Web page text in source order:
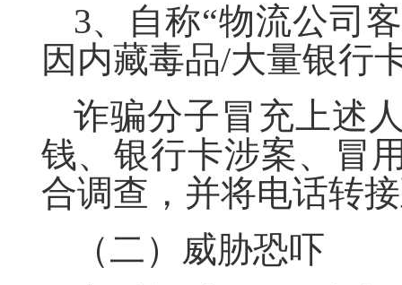
3、自称“物流公司
因内藏毒品/大量银行
诈骗分子冒充上述
钱、银行卡涉案、冒
合调查，并将电话转
（二）威胁恐吓